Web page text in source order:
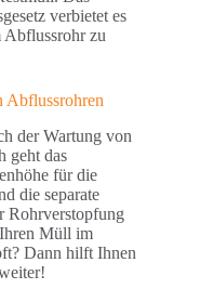
verbietet es
Abflussrohr zu
Abflussrohren
der Wartung von
geht das
für die
die separate
Rohrverstopfung
Müll im
Dann hilft Ihnen